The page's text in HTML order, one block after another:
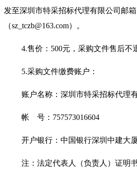
发至深圳市特采招标代理有限公司邮箱
（sz_tczb@163.com）。
4.售价：500元，采购文件售后不
5.采购文件缴费账户：
账户名称：深圳市特采招标代理
帐 号： 757573016604
开户银行：中国银行深圳中建大
注：法定代表人（负责人）证明